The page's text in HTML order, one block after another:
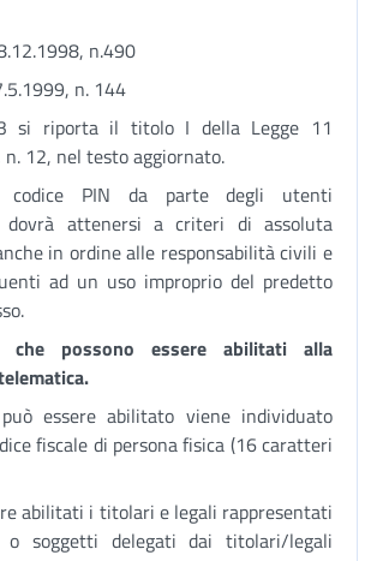
n.490
n. 144
si riporta il titolo I della Legge 11
12, nel testo aggiornato.
codice PIN da parte degli utenti
dovrà attenersi a criteri di assoluta
in ordine alle responsabilità civili e
ad un uso improprio del predetto
che possono essere abilitati alla
essere abilitato viene individuato
fiscale di persona fisica (16 caratteri
abilitati i titolari e legali rappresentati
o soggetti delegati dai titolari/legali